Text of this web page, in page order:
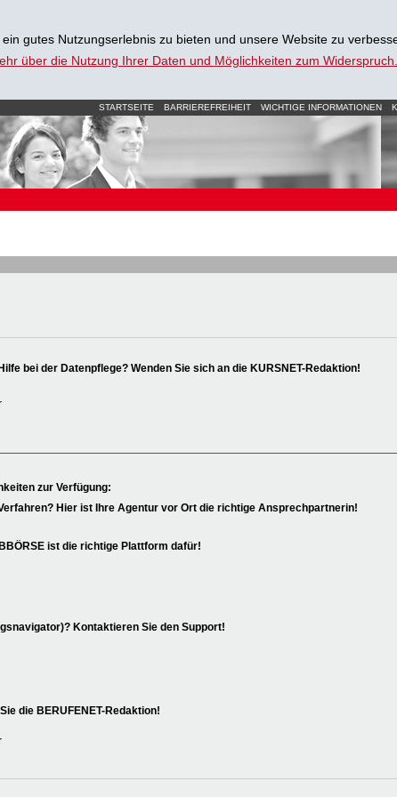
gutes Nutzungserlebnis zu bieten und unsere Website zu
über die Nutzung Ihrer Daten und Möglichkeiten zum Widerspruch.
STARTSEITE BARRIEREFREIHEIT WICHTIGE INFORMATIONEN
bei der Datenpflege? Wenden Sie sich an die KURSNET-Redaktion!
zur Verfügung:
Hier ist Ihre Agentur vor Ort die richtige Ansprechpartnerin!
ist die richtige Plattform dafür!
Kontaktieren Sie den Support!
die BERUFENET-Redaktion!